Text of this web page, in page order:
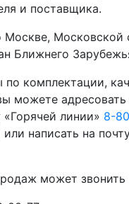
и поставщика.
Москве, Московской
Ближнего
по комплектации,
можете
«Горячей линии» 8-
написать на
может звонить